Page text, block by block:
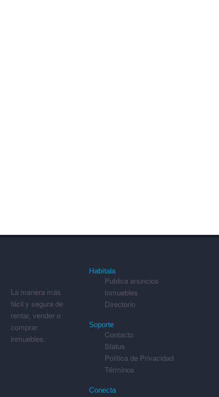
La manera más
fácil y segura de
rentar, vender o
comprar
inmuebles.
Habítala
Publica anuncios
Inmuebles
Directorio
Soporte
Contacto
Status
Política de Privacidad
Términos
Conecta